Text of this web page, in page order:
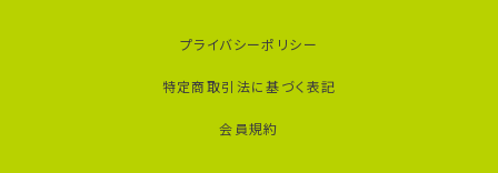
プライバシーポリシー
特定商取引法に基づく表記
会員規約